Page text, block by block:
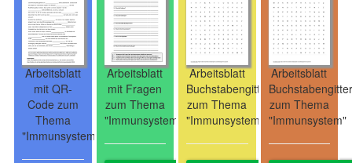
Arbeitsblatt
mit QR-
Code zum
Thema
"Immunsystem"
Arbeitsblatt
mit Fragen
zum Thema
"Immunsystem"
Arbeitsblatt
Buchstabengitter
zum Thema
"Immunsystem"
Arbeitsblatt
Buchstabengitter
zum Thema
"Immunsystem"